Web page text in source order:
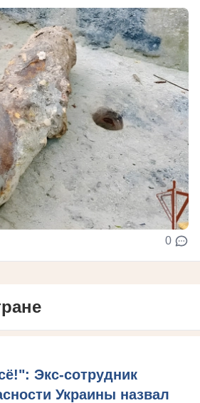
0
Экс-сотрудник
Украины назвал